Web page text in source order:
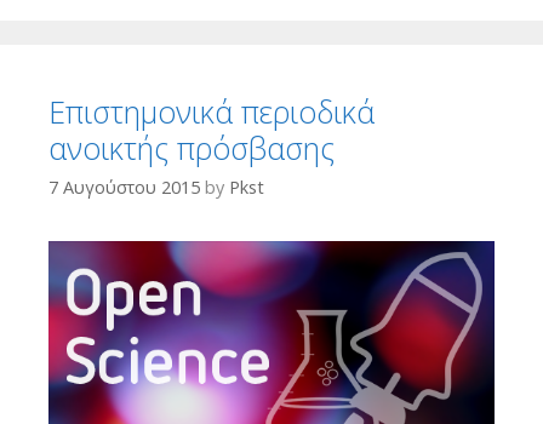
Επιστημονικά περιοδικά
ανοικτής πρόσβασης
7 Αυγούστου 2015 by Pkst